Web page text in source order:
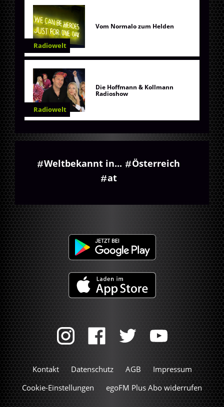
Radiowelt
Vom Normalo zum Helden
Radiowelt
Die Hoffmann & Kollmann
Radioshow
Weltbekannt in...
Österreich
at
Kontakt Datenschutz AGB
Impressum
Cookie-Einstellungen
egoFM Plus Abo widerrufen